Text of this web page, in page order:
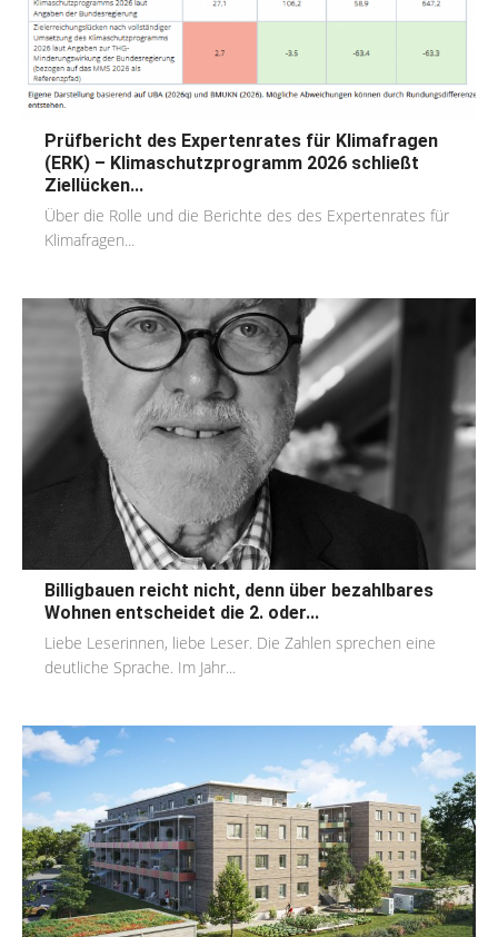
Prüfbericht des Expertenrates für Klimafragen
(ERK) – Klimaschutzprogramm 2026 schließt
Ziellücken...
Über die Rolle und die Berichte des des Expertenrates für
Klimafragen...
Billigbauen reicht nicht, denn über bezahlbares
Wohnen entscheidet die 2. oder...
Liebe Leserinnen, liebe Leser. Die Zahlen sprechen eine
deutliche Sprache. Im Jahr...